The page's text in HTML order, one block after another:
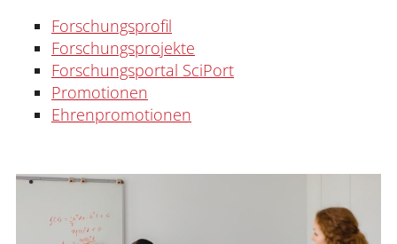
Forschungsprofil
Forschungsprojekte
Forschungsportal SciPort
Promotionen
Ehrenpromotionen